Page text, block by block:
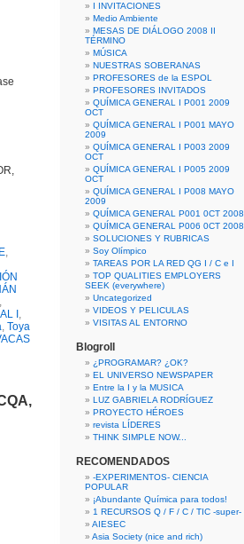
,
,
I ,
, Toya
I INVITACIONES
Medio Ambiente
MESAS DE DIÁLOGO 2008 II
TÉRMINO
MÚSICA
NUESTRAS SOBERANAS
PROFESORES de la ESPOL
PROFESORES INVITADOS
QUÍMICA GENERAL I P001 2009
OCT
QUÍMICA GENERAL I P001 MAYO
2009
QUÍMICA GENERAL I P003 2009
OCT
QUÍMICA GENERAL I P005 2009
OCT
QUÍMICA GENERAL I P008 MAYO
2009
QUÍMICA GENERAL P001 0CT 2008
QUÍMICA GENERAL P006 0CT 2008
SOLUCIONES Y RUBRICAS
Soy Olímpico
TAREAS POR LA RED QG I / C e I
TOP QUALITIES EMPLOYERS
SEEK (everywhere)
Uncategorized
VIDEOS Y PELICULAS
VISITAS AL ENTORNO
Blogroll
¿PROGRAMAR? ¿OK?
EL UNIVERSO NEWSPAPER
Entre la I y la MUSICA
LUZ GABRIELA RODRÍGUEZ
PROYECTO HÉROES
revista LÍDERES
THINK SIMPLE NOW...
RECOMENDADOS
-EXPERIMENTOS- CIENCIA
POPULAR
¡Abundante Química para todos!
1 RECURSOS Q / F / C / TIC -super-
AIESEC
Asia Society (nice and rich)